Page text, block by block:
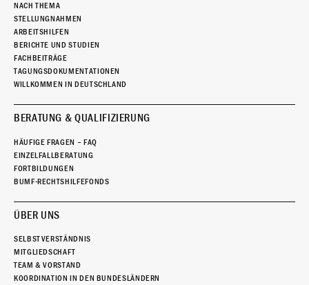
NACH THEMA
STELLUNGNAHMEN
ARBEITSHILFEN
BERICHTE UND STUDIEN
FACHBEITRÄGE
TAGUNGSDOKUMENTATIONEN
WILLKOMMEN IN DEUTSCHLAND
BERATUNG & QUALIFIZIERUNG
HÄUFIGE FRAGEN – FAQ
EINZELFALLBERATUNG
FORTBILDUNGEN
BUMF-RECHTSHILFEFONDS
ÜBER UNS
SELBSTVERSTÄNDNIS
MITGLIEDSCHAFT
TEAM & VORSTAND
KOORDINATION IN DEN BUNDESLÄNDERN